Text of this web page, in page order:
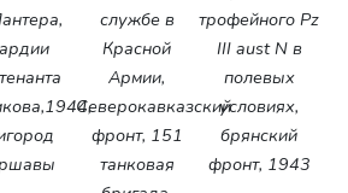
службе в
Красной
Армии,
Северокавказский
фронт, 151
танковая
трофейного Pz
III aust N в
полевых
условиях,
брянский
фронт, 1943